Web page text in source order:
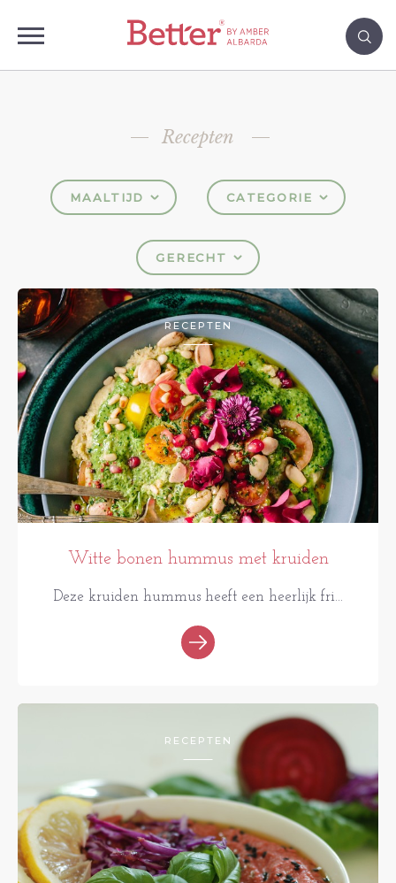
Recepten
MAALTIJD CATEGORIE
GERECHT
RECEPTEN
Witte bonen hummus met kruiden
Deze kruiden hummus heeft een heerlijk fri...
RECEPTEN